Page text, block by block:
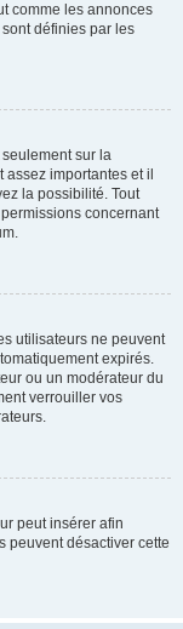
comme les annonces
définies par les
sur la
importantes et il
la possibilité. Tout
concernant
utilisateurs ne peuvent
expirés.
ou un modérateur du
verrouiller vos
peut insérer afin
peuvent désactiver cette